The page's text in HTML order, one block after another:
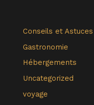
Conseils et Astuces
Gastronomie
Hébergements
Uncategorized
voyage